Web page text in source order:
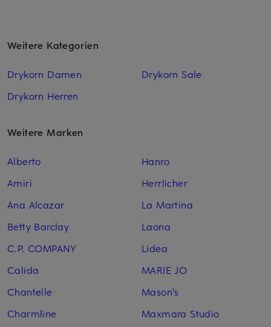
Weitere Kategorien
Drykorn Damen
Drykorn Herren
Drykorn Sale
Weitere Marken
Alberto
Amiri
Ana Alcazar
Betty Barclay
C.P. COMPANY
Calida
Chantelle
Charmline
Hanro
Herrlicher
La Martina
Laona
Lidea
MARIE JO
Mason's
Maxmara Studio